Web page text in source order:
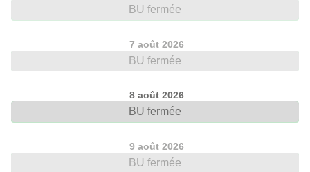
BU fermée
7 août 2026
BU fermée
8 août 2026
BU fermée
9 août 2026
BU fermée